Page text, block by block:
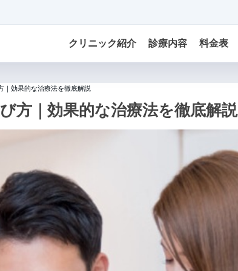
クリニック紹介 診療内容 料金表
｜効果的な治療法を徹底解説
方｜効果的な治療法を徹底解説